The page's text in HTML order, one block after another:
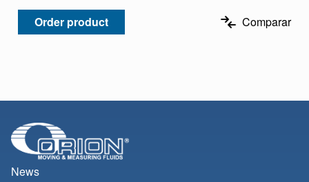
Order product Comparar
News